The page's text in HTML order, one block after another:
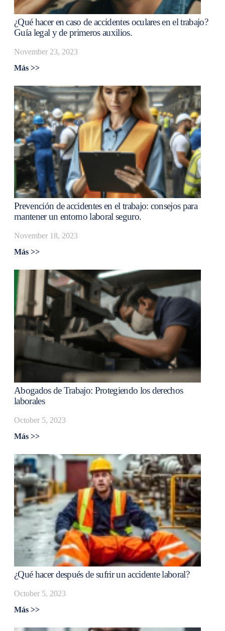
¿Qué hacer en caso de accidentes oculares en el trabajo?
Guía legal y de primeros auxilios.
November 23, 2023
Más >>
Prevención de accidentes en el trabajo: consejos para
mantener un entorno laboral seguro.
November 18, 2023
Más >>
Abogados de Trabajo: Protegiendo los derechos
laborales
October 5, 2023
Más >>
¿Qué hacer después de sufrir un accidente laboral?
October 5, 2023
Más >>